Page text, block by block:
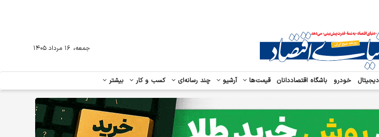
دیجیتال خودرو باشگاه اقتصاددانان قیمت‌ها آرشیو چند رسانه‌ای کسب و کار بیشتر
جمعه، ۱۶ مرداد ۱۴۰۵